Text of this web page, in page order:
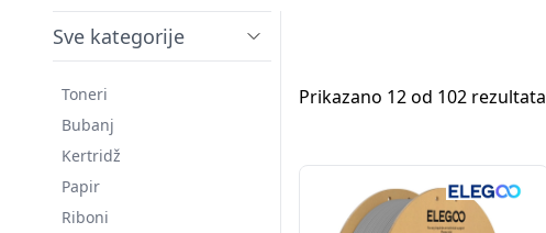
Sve kategorije
Toneri
Bubanj
Kertridž
Papir
Riboni
Prikazano 12 od 102 rezultata